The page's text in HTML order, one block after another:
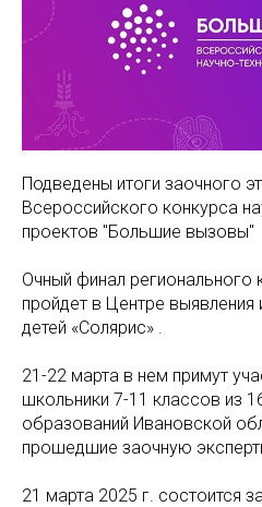
Подведены итоги заочного
Всероссийского конкурса
проектов "Большие вызовы"
Очный финал регионального
пройдет в Центре
детей «Солярис» .
21-22 марта в нем примут
школьники 7-11 классов из
образований Ивановской
прошедшие заочную
21 марта 2025 г. состоится